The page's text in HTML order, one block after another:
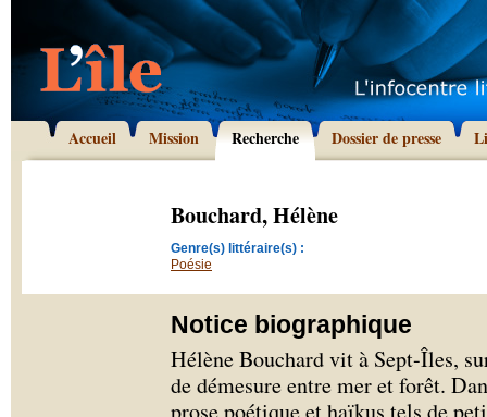
Accueil Mission Recherche Dossier de presse
Bouchard, Hélène
Genre(s) littéraire(s) :
Poésie
Notice biographique
Hélène Bouchard vit à Sept-Îles,
de démesure entre mer et forêt.
prose poétique et haïkus tels de